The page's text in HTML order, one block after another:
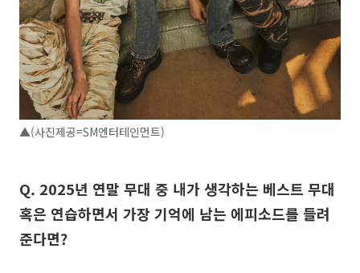
▲(사진제공=SM엔터테인먼트)
Q. 2025년 연말 무대 중 내가 생각하는 베스트 무대
혹은 연습하면서 가장 기억에 남는 에피소드를 들려
준다면?